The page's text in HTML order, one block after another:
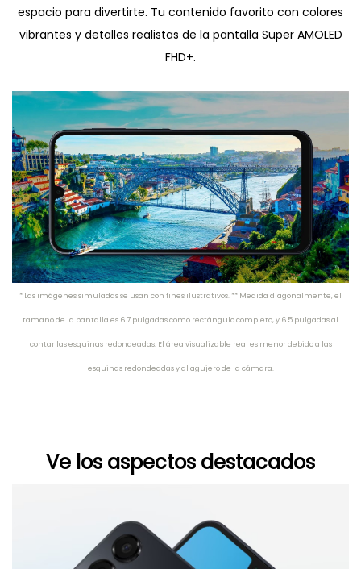
espacio para divertirte. Tu contenido favorito con colores
vibrantes y detalles realistas de la pantalla Super AMOLED
FHD+.
* Las imágenes simuladas se usan con fines ilustrativos. ** Medida diagonalmente, el
tamaño de la pantalla es 6.7 pulgadas como rectángulo completo, y 6.5 pulgadas al
contar las esquinas redondeadas. El área visualizable real es menor debido a las
esquinas redondeadas y al agujero de la cámara.
Ve los aspectos destacados